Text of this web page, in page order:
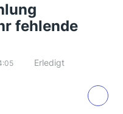
fehlende
Erledigt